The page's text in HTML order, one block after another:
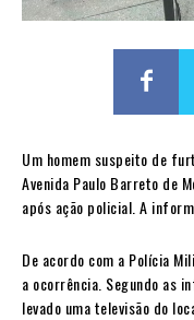
Um homem suspeito de
Avenida Paulo Barreto de
após ação policial. A
De acordo com a Polícia
a ocorrência. Segundo as
levado uma televisão do